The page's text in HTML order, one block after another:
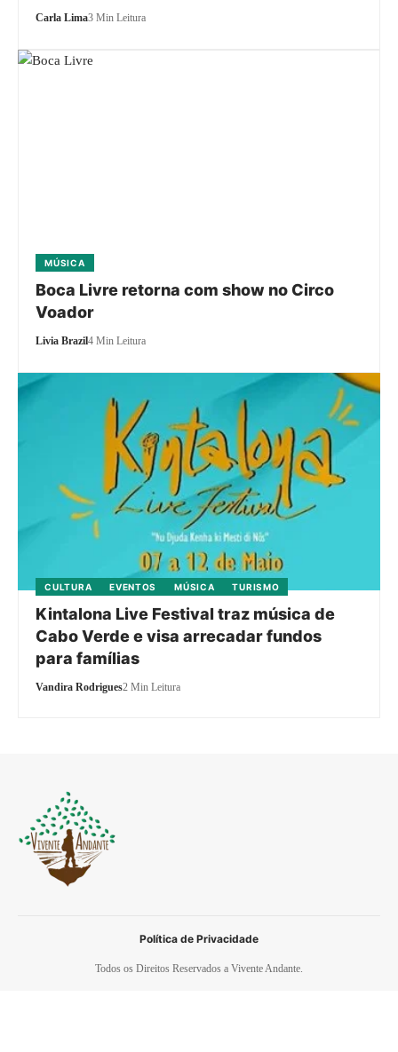
Carla Lima3 Min Leitura
MÚSICA
Boca Livre retorna com show no Circo
Voador
Livia Brazil4 Min Leitura
CULTURA EVENTOS MÚSICA TURISMO
Kintalona Live Festival traz música de
Cabo Verde e visa arrecadar fundos
para famílias
Vandira Rodrigues2 Min Leitura
Todos os Direitos Reservados a Vivente Andante.
Política de Privacidade